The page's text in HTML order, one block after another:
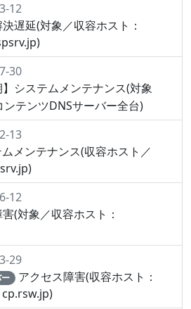
12
遅延(対象／収容ホスト：
30
】システムメンテナンス(対象
テンツDNSサーバー全台)
13
メンテナンス(収容ホスト／
12
(対象／収容ホスト：
29
アクセス障害(収容ホスト：